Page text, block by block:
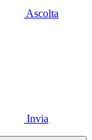
Ascolta
Invia